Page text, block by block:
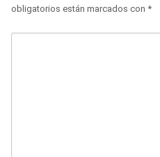
obligatorios están marcados con *